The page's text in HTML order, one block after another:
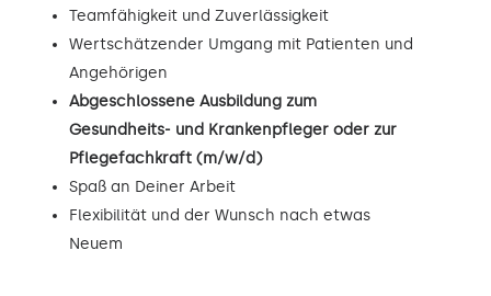
Teamfähigkeit und Zuverlässigkeit
Wertschätzender Umgang mit Patienten und
Angehörigen
Abgeschlossene Ausbildung zum
Gesundheits- und Krankenpfleger oder zur
Pflegefachkraft (m/w/d)
Spaß an Deiner Arbeit
Flexibilität und der Wunsch nach etwas
Neuem